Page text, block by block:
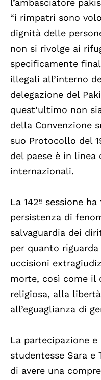
l’ambasciatore
“i rimpatri sono
dignità delle
non si rivolge ai
specificamente
illegali all’interno
delegazione del
quest’ultimo non
della Convenzione
suo Protocollo del
del paese è in linea
internazionali.
La 142ª sessione
persistenza di
salvaguardia dei
per quanto
uccisioni
morte, così come
religiosa, alla
all’eguaglianza di
La partecipazione
studentesse Sara e
di avere una